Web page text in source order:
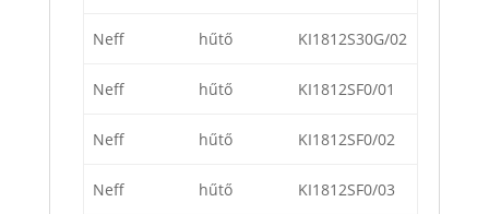
Neff hűtő KI1812S30G/02
Neff hűtő KI1812SF0/01
Neff hűtő KI1812SF0/02
Neff hűtő KI1812SF0/03